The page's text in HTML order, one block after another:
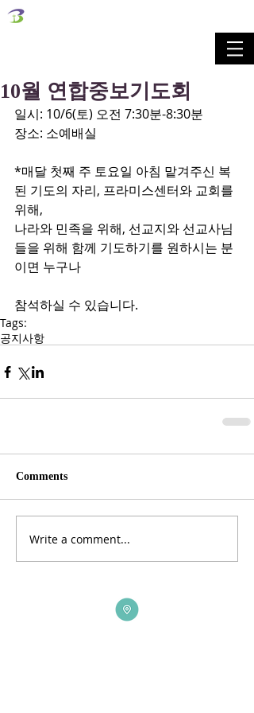
10월 연합중보기도회
일시: 10/6(토) 오전 7:30분-8:30분
장소: 소예배실
*매달 첫째 주 토요일 아침 맡겨주신 복
된 기도의 자리, 프라미스센터와 교회를
위해,
나라와 민족을 위해, 선교지와 선교사님
들을 위해 함께 기도하기를 원하시는 분
이면 누구나
참석하실 수 있습니다.
Tags:
공지사항
Comments
Write a comment...